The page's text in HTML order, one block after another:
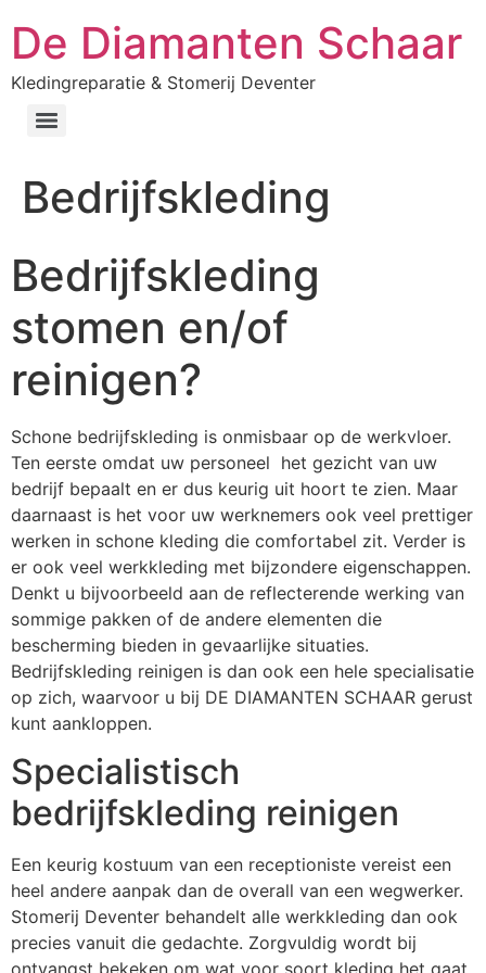
De Diamanten Schaar
Kledingreparatie & Stomerij Deventer
Bedrijfskleding
Bedrijfskleding
stomen en/of
reinigen?
Schone bedrijfskleding is onmisbaar op de werkvloer.
Ten eerste omdat uw personeel het gezicht van uw
bedrijf bepaalt en er dus keurig uit hoort te zien. Maar
daarnaast is het voor uw werknemers ook veel prettiger
werken in schone kleding die comfortabel zit. Verder is
er ook veel werkkleding met bijzondere eigenschappen.
Denkt u bijvoorbeeld aan de reflecterende werking van
sommige pakken of de andere elementen die
bescherming bieden in gevaarlijke situaties.
Bedrijfskleding reinigen is dan ook een hele specialisatie
op zich, waarvoor u bij DE DIAMANTEN SCHAAR gerust
kunt aankloppen.
Specialistisch
bedrijfskleding reinigen
Een keurig kostuum van een receptioniste vereist een
heel andere aanpak dan de overall van een wegwerker.
Stomerij Deventer behandelt alle werkkleding dan ook
precies vanuit die gedachte. Zorgvuldig wordt bij